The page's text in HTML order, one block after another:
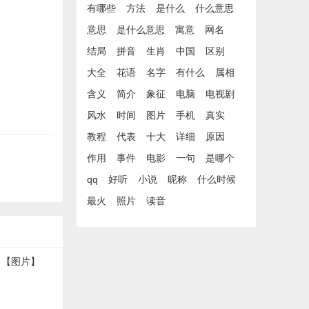
有哪些 方法 是什么
什么意思
意思
是什么意思 寓意
网名
结局
拼音 生肖 中国
区别
大全
花语 名字 有什么
属相
含义
简介 象征 电脑
电视剧
风水
时间 图片 手机
真实
教程
代表 十大 详细
原因
作用
事件 电影 一句
是哪个
qq
好听 小说 昵称
什么时候
最火
照片 读音